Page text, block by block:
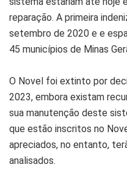
reparação. A primeira
setembro de 2020 e e
45 municípios de Minas
O Novel foi extinto por
2023, embora existam
sua manutenção deste
que estão inscritos no
apreciados, no entanto,
analisados.